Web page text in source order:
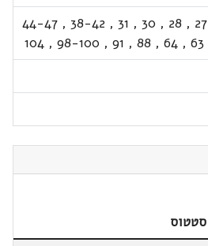
27
,
28
,
30
,
31
,
38-42
,
44-47
63
,
64
,
88
,
91
,
98-100
,
104
סטטוס